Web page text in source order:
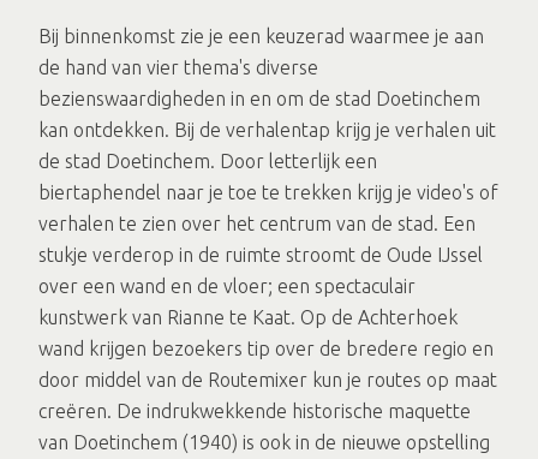
Bij binnenkomst zie je een keuzerad waarmee je aan
de hand van vier thema's diverse
bezienswaardigheden in en om de stad Doetinchem
kan ontdekken. Bij de verhalentap krijg je verhalen uit
de stad Doetinchem. Door letterlijk een
biertaphendel naar je toe te trekken krijg je video's of
verhalen te zien over het centrum van de stad. Een
stukje verderop in de ruimte stroomt de Oude IJssel
over een wand en de vloer; een spectaculair
kunstwerk van Rianne te Kaat. Op de Achterhoek
wand krijgen bezoekers tip over de bredere regio en
door middel van de Routemixer kun je routes op maat
creëren. De indrukwekkende historische maquette
van Doetinchem (1940) is ook in de nieuwe opstelling